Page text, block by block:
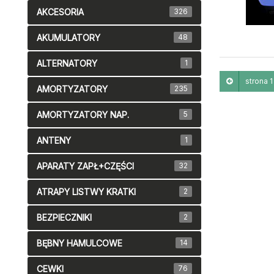
strona 1
AKCESORIA 326
AKUMULATORY 48
ALTERNATORY 1
AMORTYZATORY 235
AMORTYZATORY NAP. 5
ANTENY 1
APARATY ZAPŁ+CZĘŚCI 32
ATRAPY LISTWY KRATKI 2
BEZPIECZNIKI 2
BĘBNY HAMULCOWE 14
CEWKI 76